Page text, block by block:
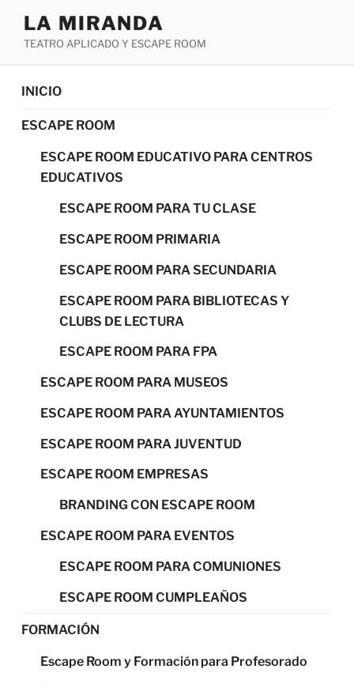
LA MIRANDA
TEATRO APLICADO Y ESCAPE ROOM
INICIO
ESCAPE ROOM
ESCAPE ROOM EDUCATIVO PARA CENTROS
EDUCATIVOS
ESCAPE ROOM PARA TU CLASE
ESCAPE ROOM PRIMARIA
ESCAPE ROOM PARA SECUNDARIA
ESCAPE ROOM PARA BIBLIOTECAS Y
CLUBS DE LECTURA
ESCAPE ROOM PARA FPA
ESCAPE ROOM PARA MUSEOS
ESCAPE ROOM PARA AYUNTAMIENTOS
ESCAPE ROOM PARA JUVENTUD
ESCAPE ROOM EMPRESAS
BRANDING CON ESCAPE ROOM
ESCAPE ROOM PARA EVENTOS
ESCAPE ROOM PARA COMUNIONES
ESCAPE ROOM CUMPLEAÑOS
FORMACIÓN
Escape Room y Formación para Profesorado